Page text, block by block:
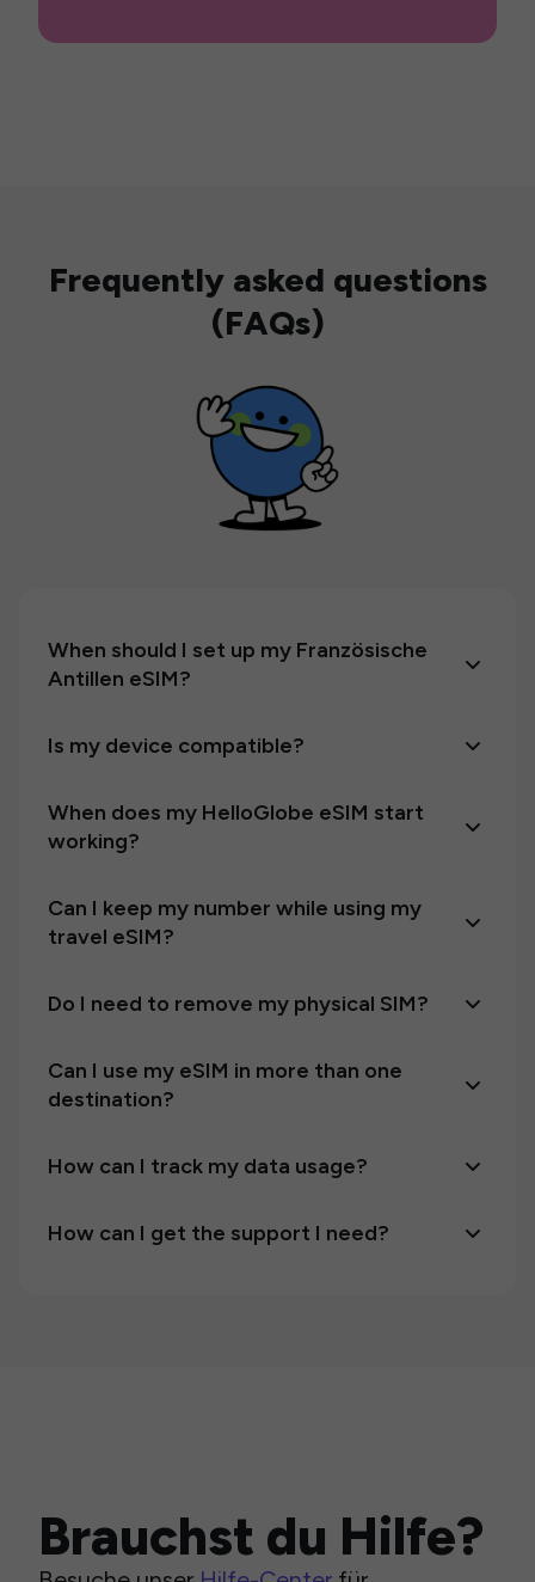
Frequently asked questions
(FAQs)
When should I set up my Französische
Antillen eSIM?
Is my device compatible?
When does my HelloGlobe eSIM start
working?
Can I keep my number while using my
travel eSIM?
Do I need to remove my physical SIM?
Can I use my eSIM in more than one
destination?
How can I track my data usage?
How can I get the support I need?
Brauchst du Hilfe?